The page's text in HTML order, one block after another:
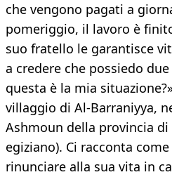
che vengono pagati a
pomeriggio, il lavoro è
suo fratello le garantisce
a credere che possiedo
questa è la mia
villaggio di Al-Barraniyya,
Ashmoun della provincia
egiziano). Ci racconta
rinunciare alla sua vita in